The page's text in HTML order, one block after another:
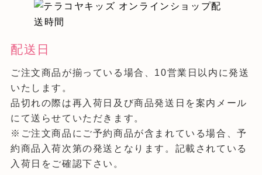
配送日
ご注文商品が揃っている場合、10営業日以内に発送
いたします。
品切れの際は再入荷日及び商品発送日を案内メール
にて送らせていただきます。
※ご注文商品にご予約商品が含まれている場合、予
約商品入荷次第の発送となります。記載されている
入荷日をご確認下さい。